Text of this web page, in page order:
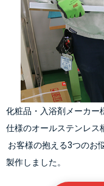
化粧品・入浴剤メーカー
仕様のオールステンレス
製作しました。